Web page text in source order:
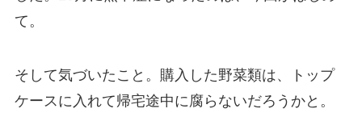
て。
そして気づいたこと。購入した野菜類は、トップ
ケースに入れて帰宅途中に腐らないだろうかと。